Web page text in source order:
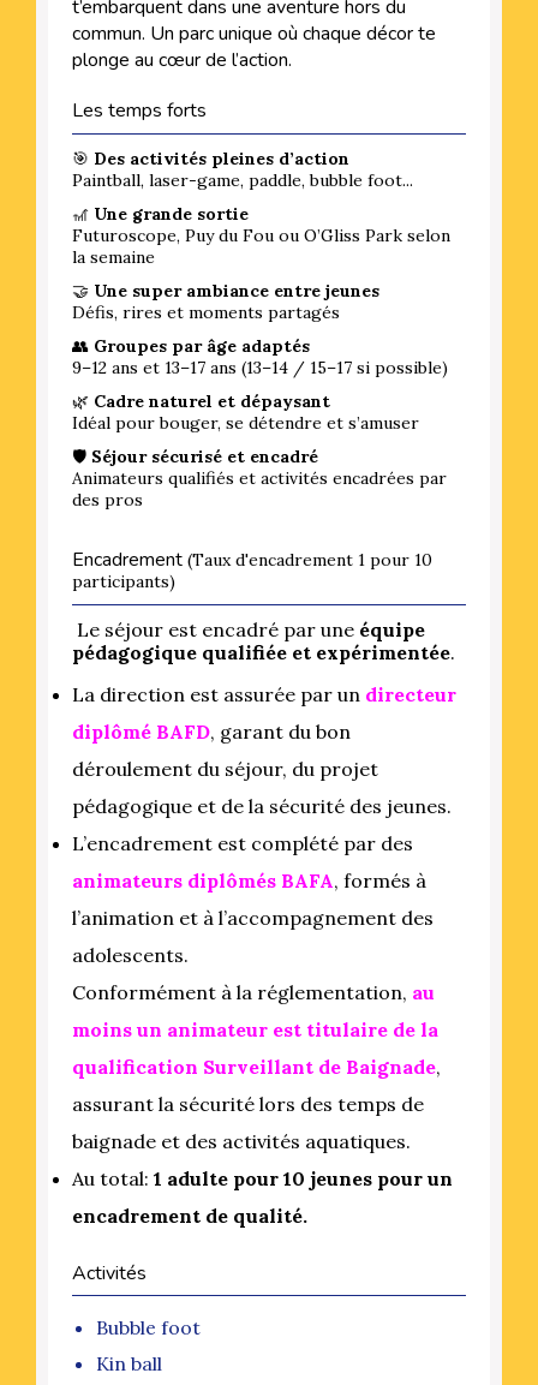
t’embarquent dans une aventure hors du
commun. Un parc unique où chaque décor te
plonge au cœur de l’action.
Les temps forts
🎯 Des activités pleines d’action
Paintball, laser-game, paddle, bubble foot...
🎢 Une grande sortie
Futuroscope, Puy du Fou ou O’Gliss Park selon
la semaine
🤝 Une super ambiance entre jeunes
Défis, rires et moments partagés
👥 Groupes par âge adaptés
9–12 ans et 13–17 ans (13–14 / 15–17 si possible)
🌿 Cadre naturel et dépaysant
Idéal pour bouger, se détendre et s’amuser
🛡️ Séjour sécurisé et encadré
Animateurs qualifiés et activités encadrées par
des pros
Encadrement (Taux d'encadrement 1 pour 10
participants)
Le séjour est encadré par une équipe
pédagogique qualifiée et expérimentée.
La direction est assurée par un directeur
diplômé BAFD, garant du bon
déroulement du séjour, du projet
pédagogique et de la sécurité des jeunes.
L’encadrement est complété par des
animateurs diplômés BAFA, formés à
l’animation et à l’accompagnement des
adolescents.
Conformément à la réglementation, au
moins un animateur est titulaire de la
qualification Surveillant de Baignade,
assurant la sécurité lors des temps de
baignade et des activités aquatiques.
Au total: 1 adulte pour 10 jeunes pour un
encadrement de qualité.
Activités
Bubble foot
Kin ball